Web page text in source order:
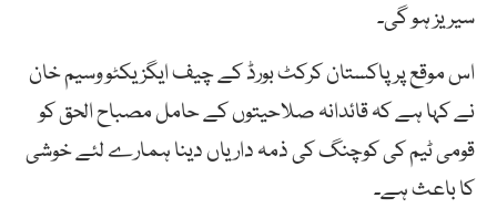
سیریز ہو گی۔
اس موقع پر پاکستان کرکٹ بورڈ کے چیف ایگزیکٹو وسیم خان
نے کہا ہے کہ قائدانہ صلاحیتوں کے حامل مصباح الحق کو
قومی ٹیم کی کوچنگ کی ذمہ داریاں دینا ہمارے لئے خوشی
کا باعث ہے۔